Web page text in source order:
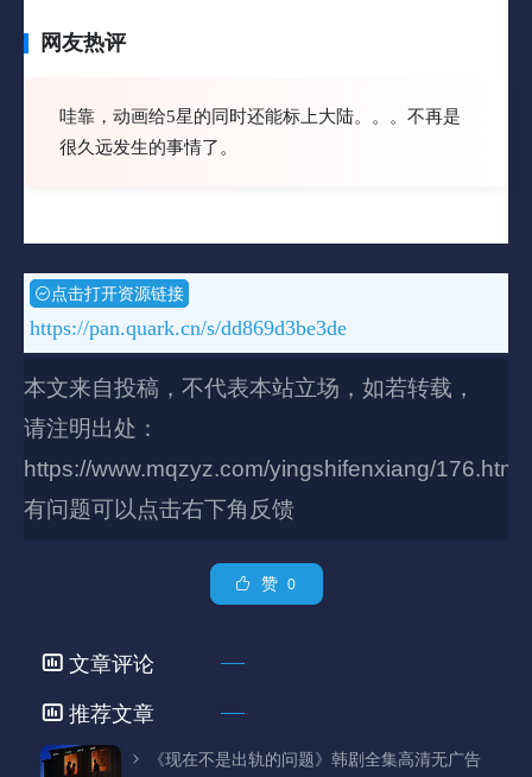
网友热评
哇靠，动画给5星的同时还能标上大陆。。。不再是
很久远发生的事情了。
点击打开资源链接
https://pan.quark.cn/s/dd869d3be3de
本文来自投稿，不代表本站立场，如若转载，
请注明出处：
https://www.mqzyz.com/yingshifenxiang/176.html
有问题可以点击右下角反馈
赞 0
文章评论
推荐文章
《现在不是出轨的问题》韩剧全集高清无广告